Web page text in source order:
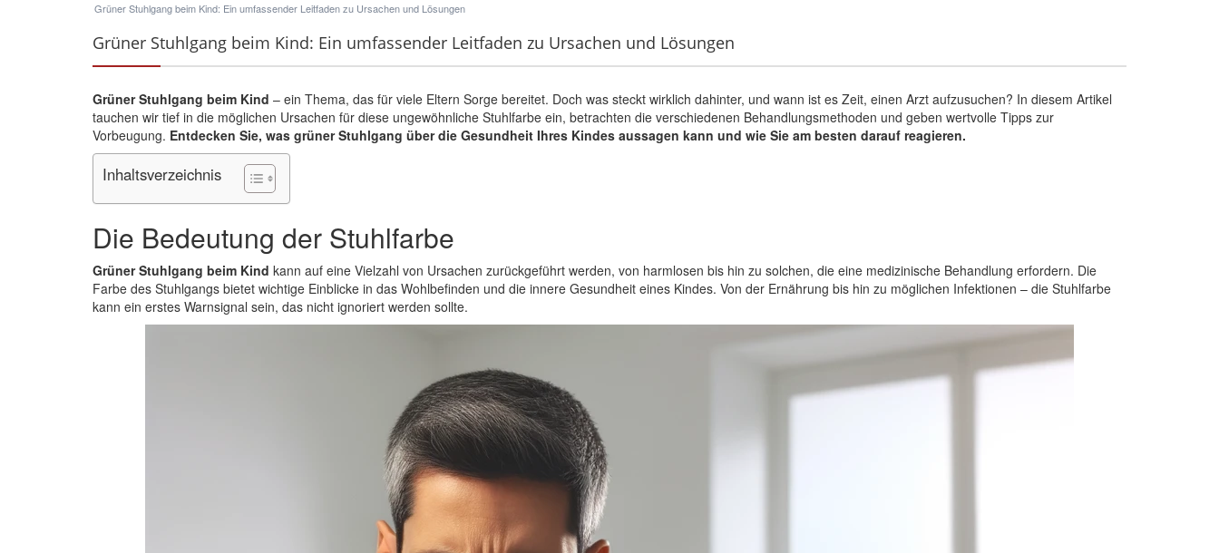
Grüner Stuhlgang beim Kind: Ein umfassender Leitfaden zu Ursachen und Lösungen
Grüner Stuhlgang beim Kind: Ein umfassender Leitfaden zu Ursachen und Lösungen
Grüner Stuhlgang beim Kind – ein Thema, das für viele Eltern Sorge bereitet. Doch was steckt wirklich dahinter, und wann ist es Zeit, einen Arzt aufzusuchen? In diesem Artikel
tauchen wir tief in die möglichen Ursachen für diese ungewöhnliche Stuhlfarbe ein, betrachten die verschiedenen Behandlungsmethoden und geben wertvolle Tipps zur
Vorbeugung. Entdecken Sie, was grüner Stuhlgang über die Gesundheit Ihres Kindes aussagen kann und wie Sie am besten darauf reagieren.
Inhaltsverzeichnis
Die Bedeutung der Stuhlfarbe
Grüner Stuhlgang beim Kind kann auf eine Vielzahl von Ursachen zurückgeführt werden, von harmlosen bis hin zu solchen, die eine medizinische Behandlung erfordern. Die
Farbe des Stuhlgangs bietet wichtige Einblicke in das Wohlbefinden und die innere Gesundheit eines Kindes. Von der Ernährung bis hin zu möglichen Infektionen – die Stuhlfarbe
kann ein erstes Warnsignal sein, das nicht ignoriert werden sollte.